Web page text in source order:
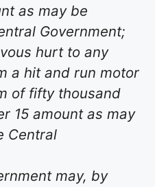
as may be
Government;
hurt to any
a hit and run motor
of fifty thousand
15 amount as may
Central
may, by